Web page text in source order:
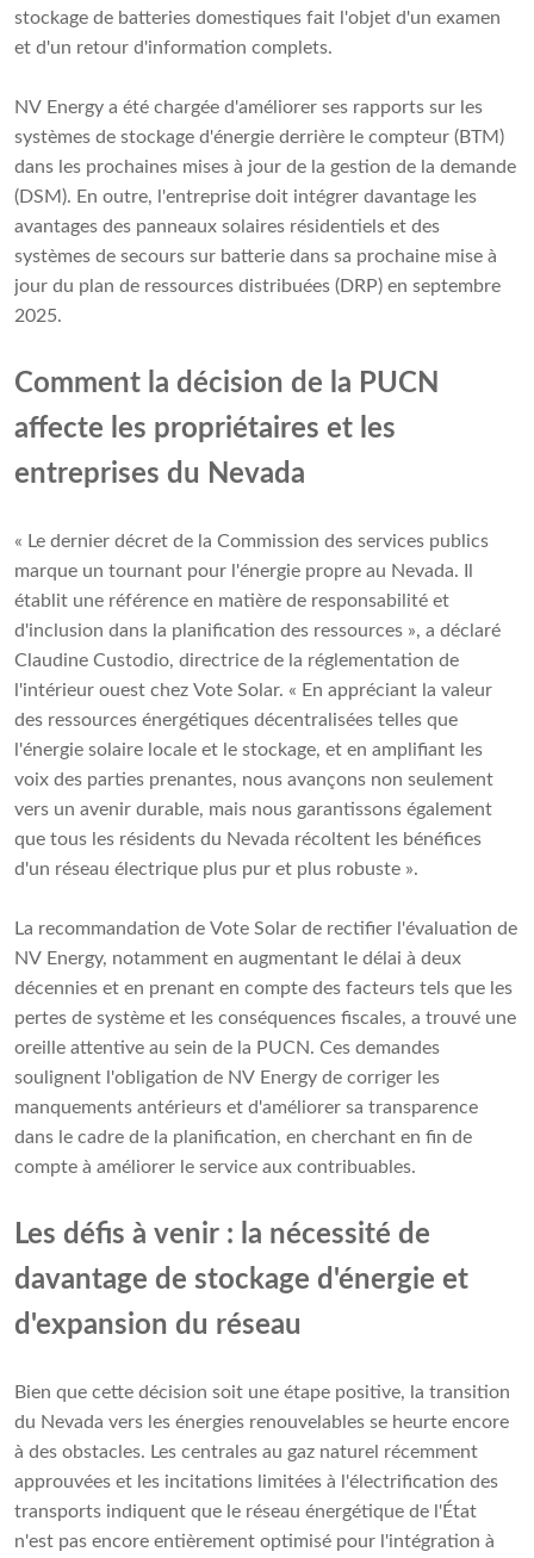
stockage de batteries domestiques fait l'objet d'un examen
et d'un retour d'information complets.
NV Energy a été chargée d'améliorer ses rapports sur les
systèmes de stockage d'énergie derrière le compteur (BTM)
dans les prochaines mises à jour de la gestion de la demande
(DSM). En outre, l'entreprise doit intégrer davantage les
avantages des panneaux solaires résidentiels et des
systèmes de secours sur batterie dans sa prochaine mise à
jour du plan de ressources distribuées (DRP) en septembre
2025.
Comment la décision de la PUCN
affecte les propriétaires et les
entreprises du Nevada
« Le dernier décret de la Commission des services publics
marque un tournant pour l'énergie propre au Nevada. Il
établit une référence en matière de responsabilité et
d'inclusion dans la planification des ressources », a déclaré
Claudine Custodio, directrice de la réglementation de
l'intérieur ouest chez Vote Solar. « En appréciant la valeur
des ressources énergétiques décentralisées telles que
l'énergie solaire locale et le stockage, et en amplifiant les
voix des parties prenantes, nous avançons non seulement
vers un avenir durable, mais nous garantissons également
que tous les résidents du Nevada récoltent les bénéfices
d'un réseau électrique plus pur et plus robuste ».
La recommandation de Vote Solar de rectifier l'évaluation de
NV Energy, notamment en augmentant le délai à deux
décennies et en prenant en compte des facteurs tels que les
pertes de système et les conséquences fiscales, a trouvé une
oreille attentive au sein de la PUCN. Ces demandes
soulignent l'obligation de NV Energy de corriger les
manquements antérieurs et d'améliorer sa transparence
dans le cadre de la planification, en cherchant en fin de
compte à améliorer le service aux contribuables.
Les défis à venir : la nécessité de
davantage de stockage d'énergie et
d'expansion du réseau
Bien que cette décision soit une étape positive, la transition
du Nevada vers les énergies renouvelables se heurte encore
à des obstacles. Les centrales au gaz naturel récemment
approuvées et les incitations limitées à l'électrification des
transports indiquent que le réseau énergétique de l'État
n'est pas encore entièrement optimisé pour l'intégration à